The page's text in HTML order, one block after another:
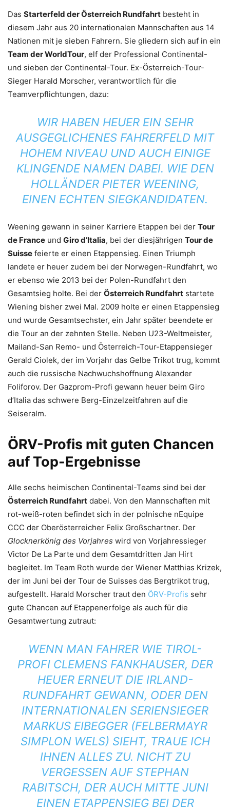
Das Starterfeld der Österreich Rundfahrt besteht in
diesem Jahr aus 20 internationalen Mannschaften aus 14
Nationen mit je sieben Fahrern. Sie gliedern sich auf in ein
Team der WorldTour, elf der Professional Continental-
und sieben der Continental-Tour. Ex-Österreich-Tour-
Sieger Harald Morscher, verantwortlich für die
Teamverpflichtungen, dazu:
WIR HABEN HEUER EIN SEHR
AUSGEGLICHENES FAHRERFELD MIT
HOHEM NIVEAU UND AUCH EINIGE
KLINGENDE NAMEN DABEI. WIE DEN
HOLLÄNDER PIETER WEENING,
EINEN ECHTEN SIEGKANDIDATEN.
Weening gewann in seiner Karriere Etappen bei der Tour
de France und Giro d’Italia, bei der diesjährigen Tour de
Suisse feierte er einen Etappensieg. Einen Triumph
landete er heuer zudem bei der Norwegen-Rundfahrt, wo
er ebenso wie 2013 bei der Polen-Rundfahrt den
Gesamtsieg holte. Bei der Österreich Rundfahrt startete
Wiening bisher zwei Mal. 2009 holte er einen Etappensieg
und wurde Gesamtsechster, ein Jahr später beendete er
die Tour an der zehnten Stelle. Neben U23-Weltmeister,
Mailand-San Remo- und Österreich-Tour-Etappensieger
Gerald Ciolek, der im Vorjahr das Gelbe Trikot trug, kommt
auch die russische Nachwuchshoffnung Alexander
Foliforov. Der Gazprom-Profi gewann heuer beim Giro
d’Italia das schwere Berg-Einzelzeitfahren auf die
Seiseralm.
ÖRV-Profis mit guten Chancen
auf Top-Ergebnisse
Alle sechs heimischen Continental-Teams sind bei der
Österreich Rundfahrt dabei. Von den Mannschaften mit
rot-weiß-roten befindet sich in der polnische nEquipe
CCC der Oberösterreicher Felix Großschartner. Der
Glocknerkönig des Vorjahres wird von Vorjahressieger
Victor De La Parte und dem Gesamtdritten Jan Hirt
begleitet. Im Team Roth wurde der Wiener Matthias Krizek,
der im Juni bei der Tour de Suisses das Bergtrikot trug,
aufgestellt. Harald Morscher traut den ÖRV-Profis sehr
gute Chancen auf Etappenerfolge als auch für die
Gesamtwertung zutraut:
WENN MAN FAHRER WIE TIROL-
PROFI CLEMENS FANKHAUSER, DER
HEUER ERNEUT DIE IRLAND-
RUNDFAHRT GEWANN, ODER DEN
INTERNATIONALEN SERIENSIEGER
MARKUS EIBEGGER (FELBERMAYR
SIMPLON WELS) SIEHT, TRAUE ICH
IHNEN ALLES ZU. NICHT ZU
VERGESSEN AUF STEPHAN
RABITSCH, DER AUCH MITTE JUNI
EINEN ETAPPENSIEG BEI DER